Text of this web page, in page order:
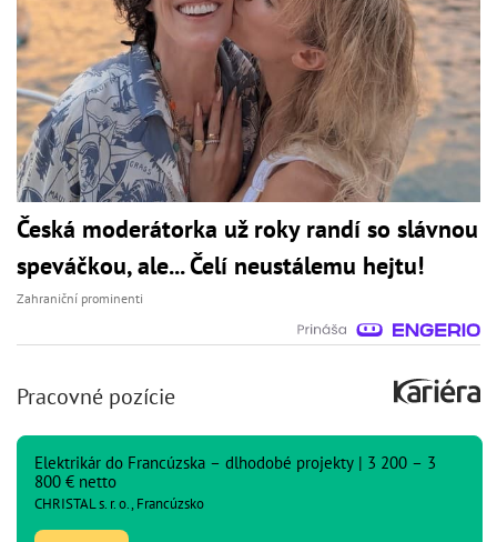
Česká moderátorka už roky randí so slávnou
speváčkou, ale... Čelí neustálemu hejtu!
Zahraniční prominenti
Pracovné pozície
Elektrikár do Francúzska – dlhodobé projekty | 3 200 – 3
800 € netto
CHRISTAL s. r. o., Francúzsko